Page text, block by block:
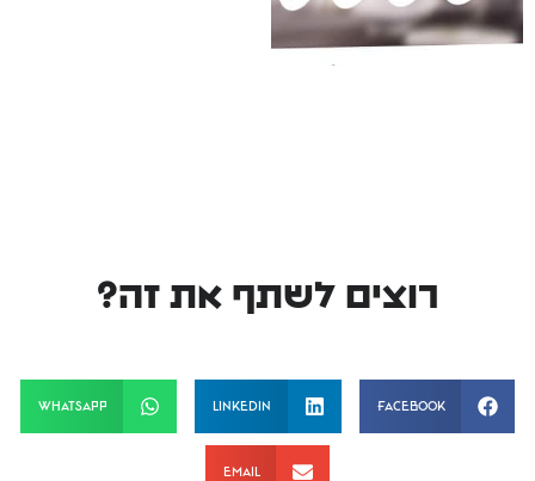
רוצים לשתף את זה?
Facebook
LinkedIn
WhatsApp
Email